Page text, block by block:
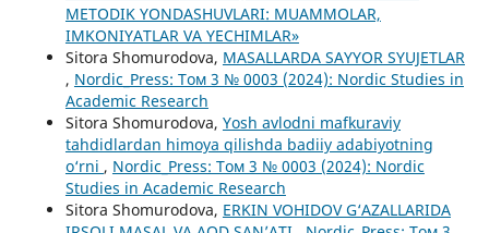
METODIK YONDASHUVLARI: MUAMMOLAR,
IMKONIYATLAR VA YECHIMLAR»
Sitora Shomurodova, MASALLARDA SAYYOR SYUJETLAR
, Nordic_Press: Том 3 № 0003 (2024): Nordic Studies in
Academic Research
Sitora Shomurodova, Yosh avlodni mafkuraviy
tahdidlardan himoya qilishda badiiy adabiyotning
o‘rni , Nordic_Press: Том 3 № 0003 (2024): Nordic
Studies in Academic Research
Sitora Shomurodova, ERKIN VOHIDOV G‘AZALLARIDA